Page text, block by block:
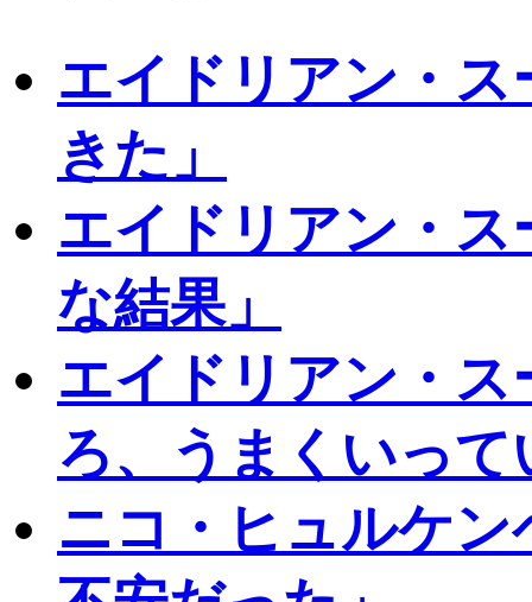
エイドリアン・
きた」
エイドリアン・
な結果」
エイドリアン・
ろ、うまくいって
ニコ・ヒュルケ